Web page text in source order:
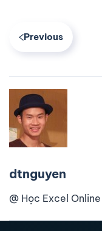
Previous
dtnguyen
@ Học Excel